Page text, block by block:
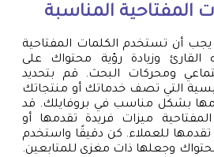
المفتاحية المناسبة
أن تستخدم الكلمات المفتاحية
القارئ وزيادة رؤية محتواك على
ومحركات البحث. قم بتحديد
التي تصف خدماتك أو منتجاتك
بشكل مناسب في بروفايلك. قد
ميزات فريدة تقدمها أو
للعملاء. كن دقيقًا واستخدم
وجعلها ذات مغزى للمتابعين.